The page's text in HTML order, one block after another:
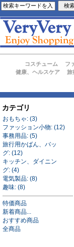
コスチューム フ
健康、ヘルスケア
旅
カテゴリ
おもちゃ: (3)
ファッション小物: (12)
事務用品: (5)
旅行用かばん、バッ
グ: (12)
キッチン、ダイニン
グ: (4)
電気製品: (8)
趣味: (8)
特価商品
新着商品...
おすすめ商品
全商品